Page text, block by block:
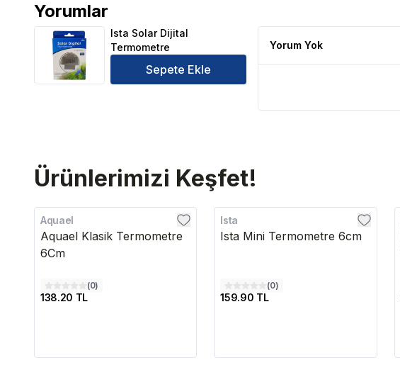
Yorumlar
Ista Solar Dijital Termometre Ürün Yorumları
Ista Solar Dijital
Termometre
Sepete Ekle
Yorum Yok
Ürünlerimizi Keşfet!
Aquael
Aquael Klasik Termometre
6Cm
(0)
138.20 TL
Ista
Ista Mini Termometre 6cm
(0)
159.90 TL